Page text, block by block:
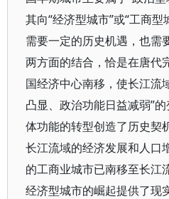
其向“经济型城市”或“工商
需要一定的历史机遇，也需
两方面的结合，恰是在唐代
国经济中心南移，使长江流
凸显、政治功能日益减弱”
体功能的转型创造了历史契
长江流域的经济发展和人口
的工商业城市已南移至长江
经济型城市的崛起提供了现